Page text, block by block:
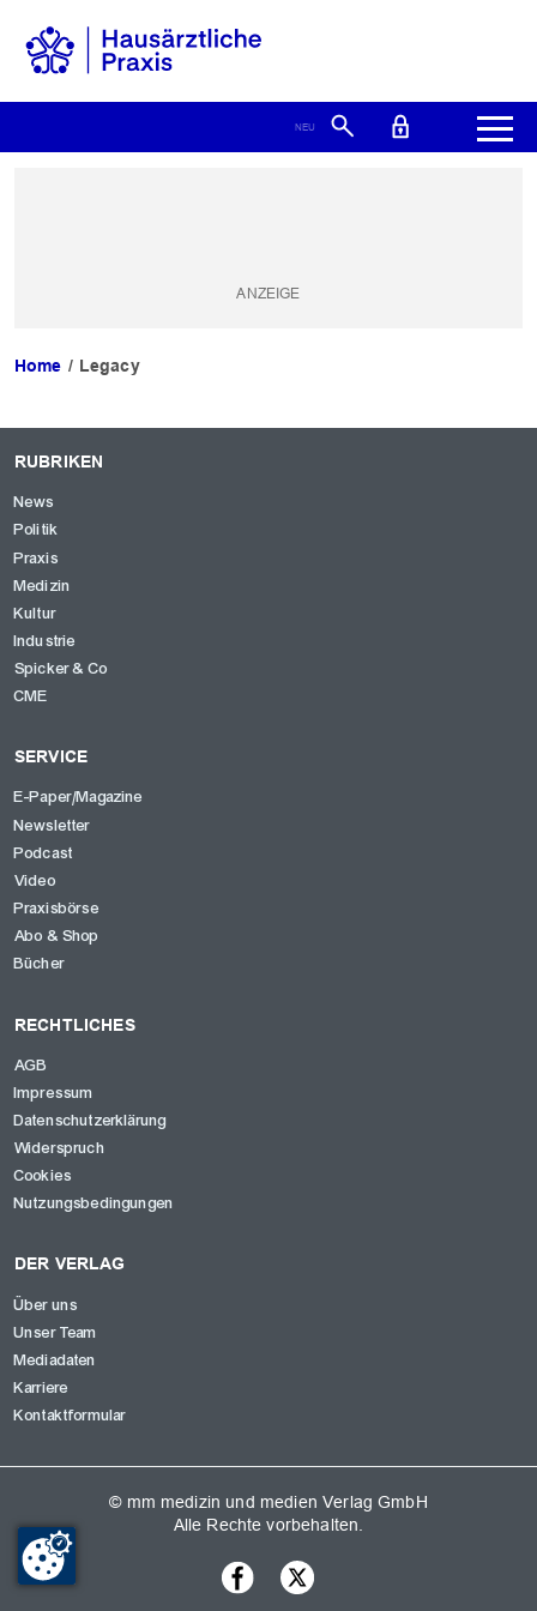
Home Legacy
RUBRIKEN
News
Politik
Praxis
Medizin
Kultur
Industrie
Spicker & Co
CME
SERVICE
E-Paper/Magazine
Newsletter
Podcast
Video
Praxisbörse
Abo & Shop
Bücher
RECHTLICHES
AGB
Impressum
Datenschutzerklärung
Widerspruch
Cookies
Nutzungsbedingungen
DER VERLAG
Über uns
Unser Team
Mediadaten
Karriere
Kontaktformular
© mm medizin und medien Verlag GmbH
Alle Rechte vorbehalten.